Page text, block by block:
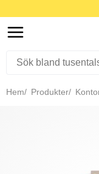
Hem Produkter